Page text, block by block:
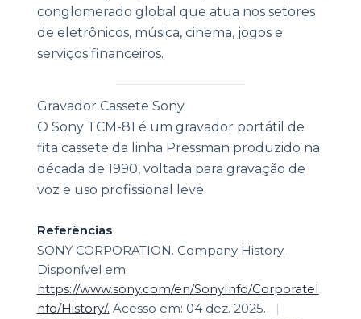
conglomerado global que atua nos setores
de eletrônicos, música, cinema, jogos e
serviços financeiros.
Gravador Cassete Sony
O Sony TCM-81 é um gravador portátil de
fita cassete da linha Pressman produzido na
década de 1990, voltada para gravação de
voz e uso profissional leve.
Referências
SONY CORPORATION. Company History.
Disponível em:
https://www.sony.com/en/SonyInfo/CorporateI
nfo/History/. Acesso em: 04 dez. 2025.
|